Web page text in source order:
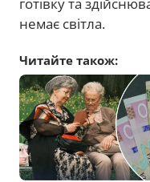
немає світла.
Читайте також: